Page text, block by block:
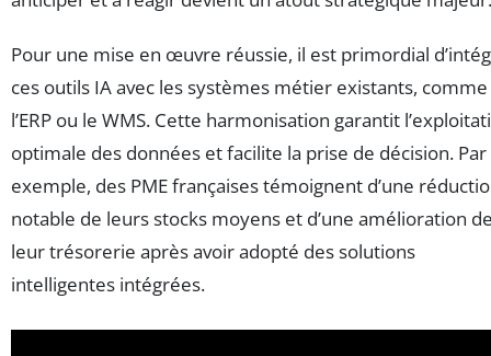
Pour une mise en œuvre réussie, il est primordial
ces outils IA avec les systèmes métier existants, comme
l’ERP ou le WMS. Cette harmonisation garantit
optimale des données et facilite la prise de décision. Par
exemple, des PME françaises témoignent d’une
notable de leurs stocks moyens et d’une amélioration
leur trésorerie après avoir adopté des solutions
intelligentes intégrées.